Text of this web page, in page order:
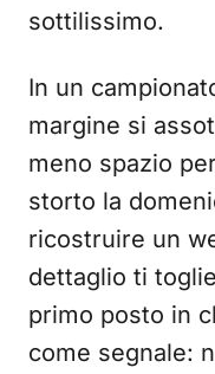
sottilissimo.
In un
margine si
meno spazio
storto la
ricostruire un
dettaglio ti
primo posto in
come segnale: